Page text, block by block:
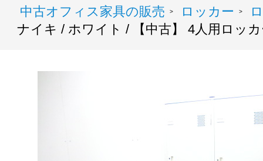
中古オフィス家具の販売 > ロッカー >
ナイキ / ホワイト / 【中古】 4人用ロッ